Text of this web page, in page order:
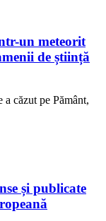
un meteorit
de știință
a căzut pe Pământ,
și publicate